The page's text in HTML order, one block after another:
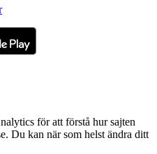
för att förstå hur sajten
Du kan när som helst ändra ditt